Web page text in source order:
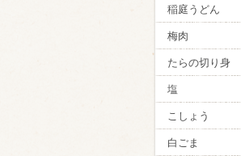
稲庭うどん
梅肉
たらの切り身
塩
こしょう
白ごま